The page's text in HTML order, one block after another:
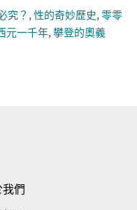
究？ ,性的奇妙歷史,零零
元一千年,攀登的奧義
們